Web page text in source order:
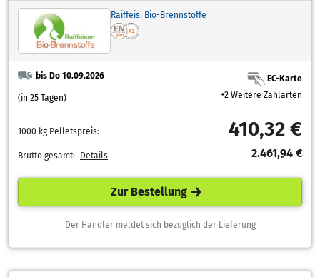
Raiffeis. Bio-Brennstoffe
bis Do 10.09.2026
(in 25 Tagen)
EC-Karte
+2 Weitere Zahlarten
1000 kg Pelletspreis: 410,32 €
Brutto gesamt: Details 2.461,94 €
Zur Bestellung
Der Händler meldet sich bezüglich der Lieferung